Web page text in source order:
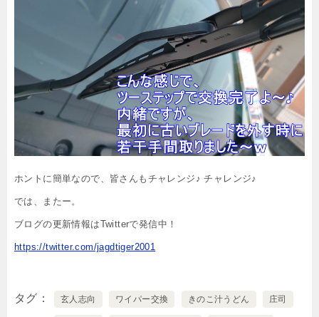
ホントに簡単なので、皆さんもチャレンジ♪ チャレンジ♪
では、またー。
ブログの更新情報はTwitterで発信中！
https://twitter.com/jagdtiger2001
タグ 玄人志向 ワイパー交換 きのこ汁うどん 庄司